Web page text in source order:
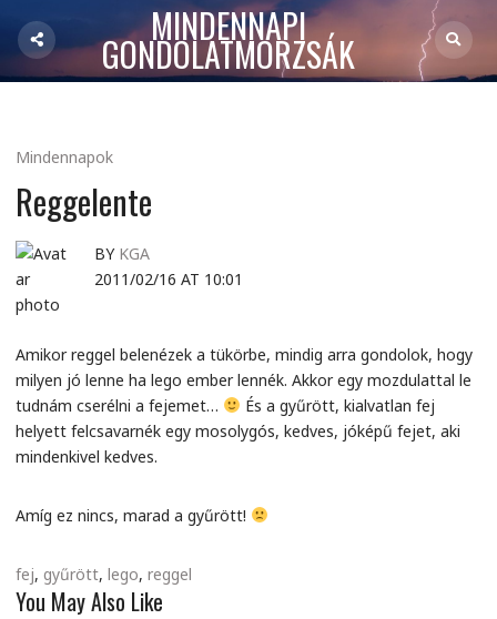
MINDENNAPI
GONDOLATMORZSÁK
Mindennapok
Reggelente
BY KGA
2011/02/16 AT 10:01
Amikor reggel belenézek a tükörbe, mindig arra gondolok, hogy
milyen jó lenne ha lego ember lennék. Akkor egy mozdulattal le
tudnám cserélni a fejemet…
És a gyűrött, kialvatlan fej
helyett felcsavarnék egy mosolygós, kedves, jóképű fejet, aki
mindenkivel kedves.
Amíg ez nincs, marad a gyűrött!
fej, gyűrött, lego, reggel
You May Also Like